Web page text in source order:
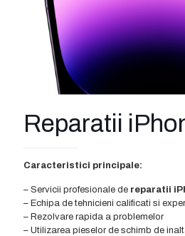
Reparatii
Caracteristici principale:
– Servicii profesionale de reparatii
– Echipa de tehnicieni calificati si
– Rezolvare rapida a problemelor
– Utilizarea pieselor de schimb de